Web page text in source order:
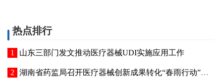
热点排行
山东三部门发文推动医疗器械UDI实施应用工作
湖南省药监局召开医疗器械创新成果转化“春雨行动”推进会